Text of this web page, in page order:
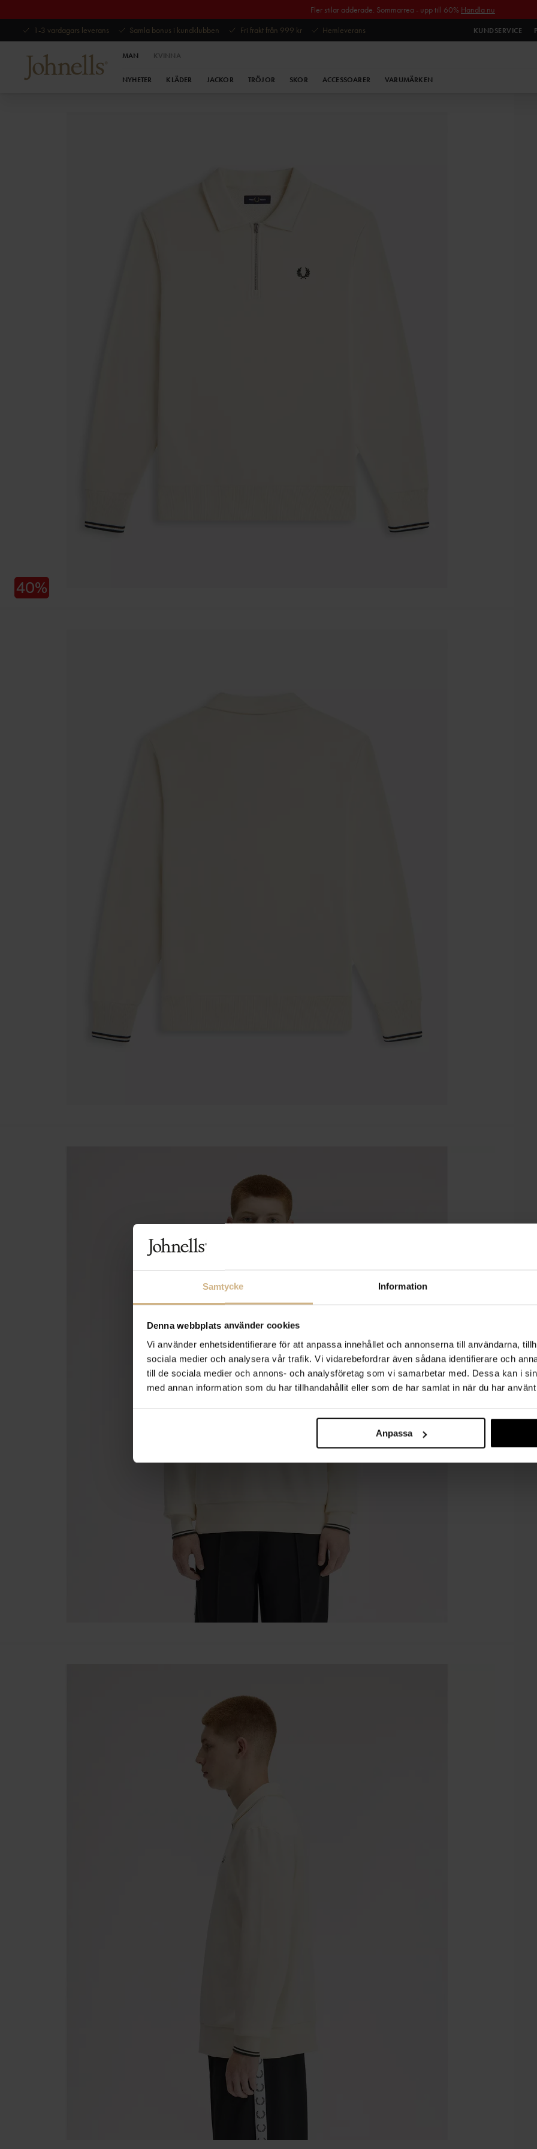
Samtycke Information
Denna webbplats använder cookies
Vi använder enhetsidentifierare för att anpassa innehållet och annonserna till användarna,
sociala medier och analysera vår trafik. Vi vidarebefordrar även sådana identifierare och
till de sociala medier och annons- och analysföretag som vi samarbetar med. Dessa kan i
med annan information som du har tillhandahållit eller som de har samlat in när du har
Anpassa
Fler stilar adderade. Sommarrea - upp till 60% Handla nu
1-3 vardagars leverans
Samla bonus i kundklubben Fri frakt från 999 kr Hemleverans KUNDSERVICE
MAN KVINNA
NYHETER KLÄDER JACKOR TRÖJOR SKOR ACCESSOARER VARUMÄRKEN